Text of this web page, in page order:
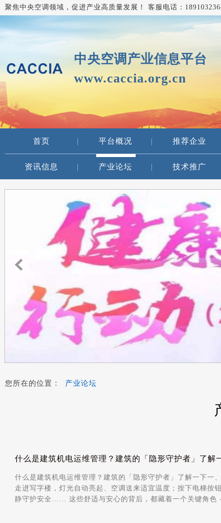
聚焦中央空调领域，促进产业高质量发展！ 客服电话：
中央空调产业信息平台
www.caccia.org.cn
首页 | 平台概况 | 推荐企业
资讯信息 | 产业论坛 | 技术推广
您所在的位置： 产业论坛
什么是建筑机电运维管理？建筑的「隐形守护者」了解
什么是建筑机电运维管理？建筑的「隐形守护者」了解一下一
走进写字楼，灯光自动亮起、空调送来适宜温度；按下电梯按
静守护安全…… 这些舒适与安心的背后，都藏着一个关键角